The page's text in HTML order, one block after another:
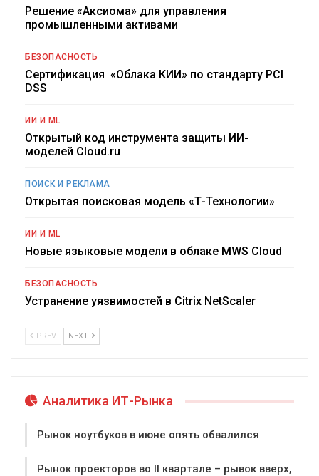
Решение «Аксиома» для управления
промышленными активами
БЕЗОПАСНОСТЬ
Сертификация «Облака КИИ» по стандарту PCI
DSS
ИИ И ML
Открытый код инструмента защиты ИИ-
моделей Cloud.ru
ПОИСК И РЕКЛАМА
Открытая поисковая модель «Т-Технологии»
ИИ И ML
Новые языковые модели в облаке MWS Cloud
БЕЗОПАСНОСТЬ
Устранение уязвимостей в Citrix NetScaler
PREV NEXT
Аналитика ИТ-Рынка
Рынок ноутбуков в июне опять обвалился
Рынок проекторов во II квартале – рывок вверх,